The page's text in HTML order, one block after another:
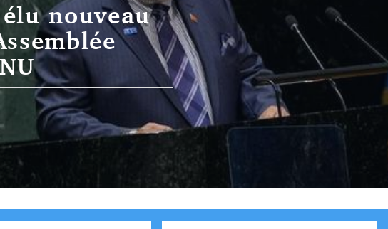
nouveau